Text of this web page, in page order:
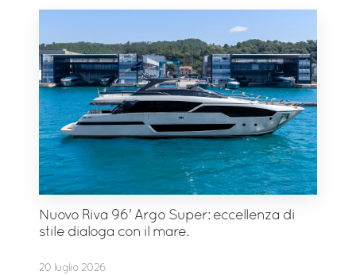
Nuovo Riva 96' Argo Super: eccellenza di
stile dialoga con il mare.
20 luglio 2026